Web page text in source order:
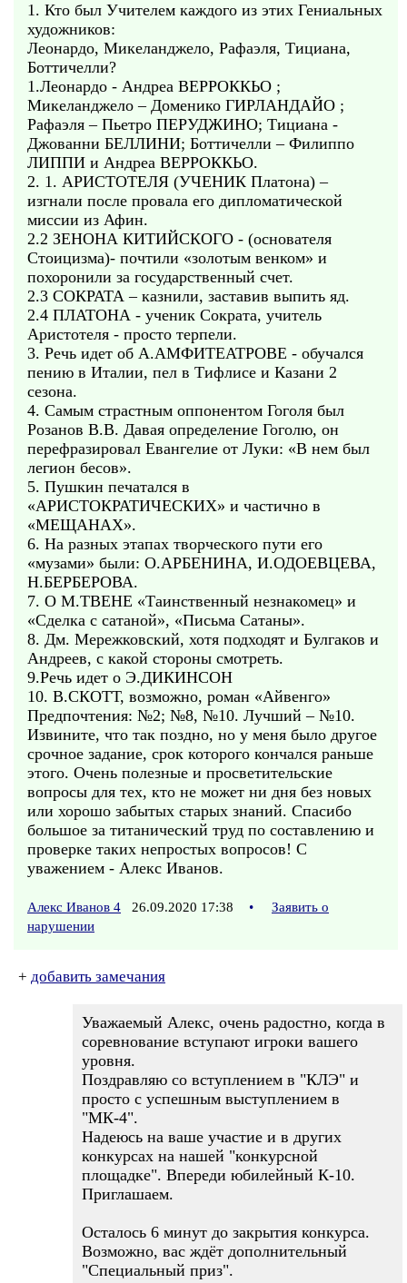
1. Кто был Учителем каждого из этих Гениальных
художников:
Леонардо, Микеланджело, Рафаэля, Тициана,
Боттичелли?
1.Леонардо - Андреа ВЕРРОККЬО ;
Микеланджело – Доменико ГИРЛАНДАЙО ;
Рафаэля – Пьетро ПЕРУДЖИНО; Тициана -
Джованни БЕЛЛИНИ; Боттичелли – Филиппо
ЛИППИ и Андреа ВЕРРОККЬО.
2. 1. АРИСТОТЕЛЯ (УЧЕНИК Платона) –
изгнали после провала его дипломатической
миссии из Афин.
2.2 ЗЕНОНА КИТИЙСКОГО - (основателя
Стоицизма)- почтили «золотым венком» и
похоронили за государственный счет.
2.3 СОКРАТА – казнили, заставив выпить яд.
2.4 ПЛАТОНА - ученик Сократа, учитель
Аристотеля - просто терпели.
3. Речь идет об А.АМФИТЕАТРОВЕ - обучался
пению в Италии, пел в Тифлисе и Казани 2
сезона.
4. Самым страстным оппонентом Гоголя был
Розанов В.В. Давая определение Гоголю, он
перефразировал Евангелие от Луки: «В нем был
легион бесов».
5. Пушкин печатался в
«АРИСТОКРАТИЧЕСКИХ» и частично в
«МЕЩАНАХ».
6. На разных этапах творческого пути его
«музами» были: О.АРБЕНИНА, И.ОДОЕВЦЕВА,
Н.БЕРБЕРОВА.
7. О М.ТВЕНЕ «Таинственный незнакомец» и
«Сделка с сатаной», «Письма Сатаны».
8. Дм. Мережковский, хотя подходят и Булгаков и
Андреев, с какой стороны смотреть.
9.Речь идет о Э.ДИКИНСОН
10. В.СКОТТ, возможно, роман «Айвенго»
Предпочтения: №2; №8, №10. Лучший – №10.
Извините, что так поздно, но у меня было другое
срочное задание, срок которого кончался раньше
этого. Очень полезные и просветительские
вопросы для тех, кто не может ни дня без новых
или хорошо забытых старых знаний. Спасибо
большое за титанический труд по составлению и
проверке таких непростых вопросов! С
уважением - Алекс Иванов.
Алекс Иванов 4 26.09.2020 17:38 •
Заявить о
нарушении
+ добавить замечания
Уважаемый Алекс, очень радостно, когда в
соревнование вступают игроки вашего
уровня.
Поздравляю со вступлением в "КЛЭ" и
просто с успешным выступлением в
"МК-4".
Надеюсь на ваше участие и в других
конкурсах на нашей "конкурсной
площадке". Впереди юбилейный К-10.
Приглашаем.
Осталось 6 минут до закрытия конкурса.
Возможно, вас ждёт дополнительный
"Специальный приз".